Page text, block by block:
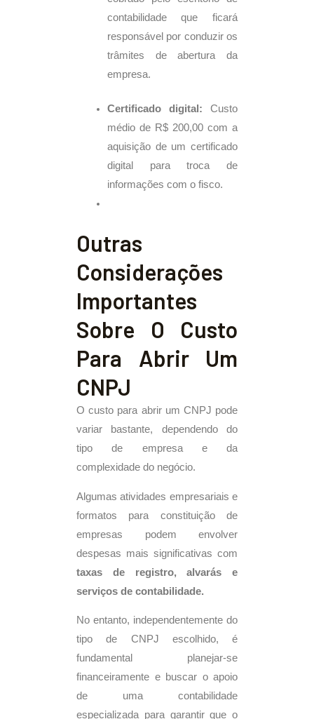
contabilidade que ficará
responsável por conduzir os
trâmites de abertura da
empresa.
Certificado digital: Custo
médio de R$ 200,00 com a
aquisição de um certificado
digital para troca de
informações com o fisco.
Outras
Considerações
Importantes
Sobre O Custo
Para Abrir Um
CNPJ
O custo para abrir um CNPJ pode
variar bastante, dependendo do
tipo de empresa e da
complexidade do negócio.
Algumas atividades empresariais e
formatos para constituição de
empresas podem envolver
despesas mais significativas com
taxas de registro, alvarás e
serviços de contabilidade.
No entanto, independentemente do
tipo de CNPJ escolhido, é
fundamental planejar-se
financeiramente e buscar o apoio
de uma contabilidade
especializada para garantir que o